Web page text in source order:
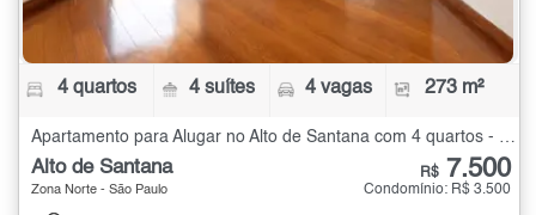
4 quartos 4 suítes 4 vagas 273 m²
Alto de Santana
Zona Norte - São Paulo
R$ 7.500
Condomínio: R$ 3.500